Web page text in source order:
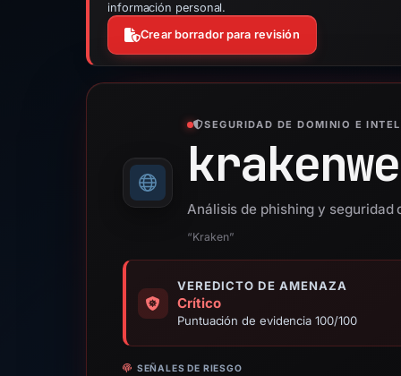
información personal.
Crear borrador para revisión
SEGURIDAD DE DOMINIO E
Análisis de phishing y seguridad
“Kraken”
VEREDICTO DE AMENAZA
Crítico
Puntuación de evidencia 100/100
SEÑALES DE RIESGO